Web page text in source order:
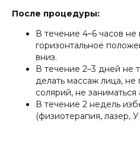
После процедуры:
В течение 4–6 часов не
горизонтальное
вниз.
В течение 2–3 дней не
делать массаж лица,
солярий, не
В течение 2 недель
(физиотерапия, лазер,